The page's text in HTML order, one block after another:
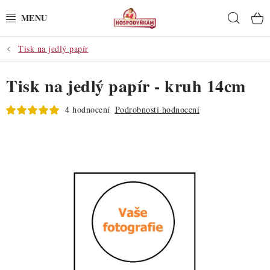
na
POTŘEBY
POMŮCKY
SUROVINY
Tisk na jedlý papír
Tisk na jedlý papír - kruh 14cm
4 hodnocení Podrobnosti hodnocení